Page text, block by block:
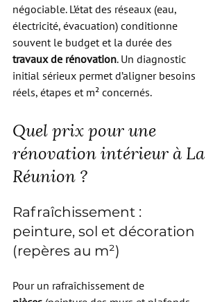
négociable. L’état des réseaux (eau,
électricité, évacuation) conditionne
souvent le budget et la durée des
travaux de rénovation. Un diagnostic
initial sérieux permet d’aligner besoins
réels, étapes et m² concernés.
Quel prix pour une
rénovation intérieur à La
Réunion ?
Rafraîchissement :
peinture, sol et décoration
(repères au m²)
Pour un rafraîchissement de